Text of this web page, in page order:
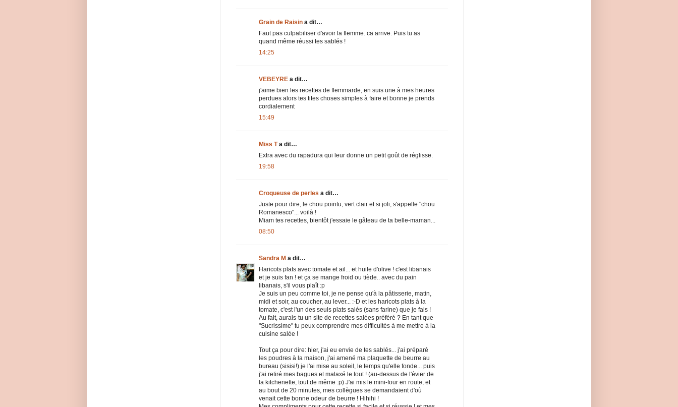
Grain de Raisin a dit…
Faut pas culpabiliser d'avoir la flemme. ca arrive. Puis tu as
quand même réussi tes sablés !
14:25
VEBEYRE a dit…
j'aime bien les recettes de flemmarde, en suis une à mes heures
perdues alors tes tites choses simples à faire et bonne je prends
cordialement
15:49
Miss Ta dit…
Extra avec du rapadura qui leur donne un petit goût de réglisse.
19:58
Croqueuse de perles a dit…
Juste pour dire, le chou pointu, vert clair et si joli, s'appelle "chou
Romanesco"... voilà !
Miam tes recettes, bientôt j'essaie le gâteau de ta belle-maman...
08:50
Sandra M a dit…
Haricots plats avec tomate et ail... et huile d'olive ! c'est libanais
et je suis fan ! et ça se mange froid ou tiède.. avec du pain
libanais, s'il vous plaît :p
Je suis un peu comme toi, je ne pense qu'à la pâtisserie, matin,
midi et soir, au coucher, au lever... :-D et les haricots plats à la
tomate, c'est l'un des seuls plats salés (sans farine) que je fais !
Au fait, aurais-tu un site de recettes salées préféré ? En tant que
"Sucrissime" tu peux comprendre mes difficultés à me mettre à la
cuisine salée !
Tout ça pour dire: hier, j'ai eu envie de tes sablés... j'ai préparé
les poudres à la maison, j'ai amené ma plaquette de beurre au
bureau (sisisi!) je l'ai mise au soleil, le temps qu'elle fonde... puis
j'ai retiré mes bagues et malaxé le tout ! (au-dessus de l'évier de
la kitchenette, tout de même :p) J'ai mis le mini-four en route, et
au bout de 20 minutes, mes collègues se demandaient d'où
venait cette bonne odeur de beurre ! Hihihi !